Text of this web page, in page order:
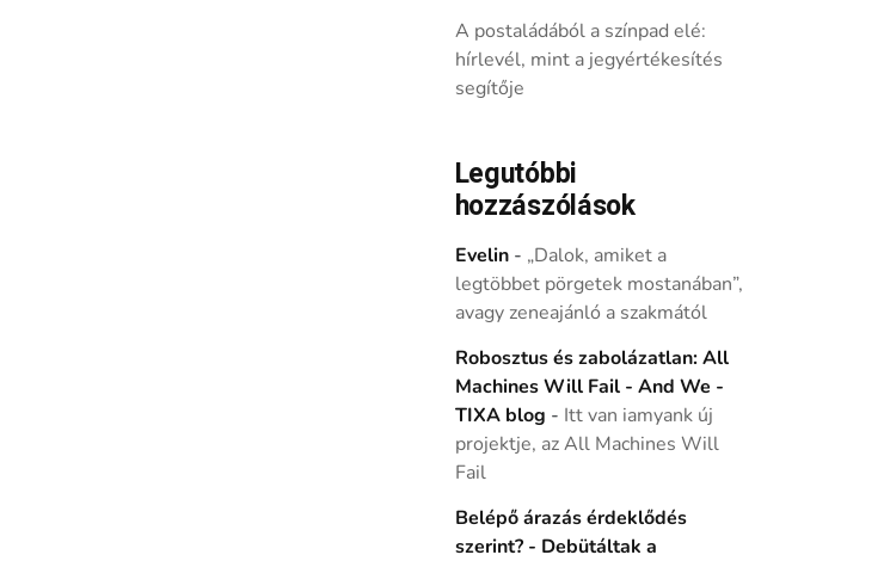
A postaládából a színpad elé:
hírlevél, mint a jegyértékesítés
segítője
Legutóbbi
hozzászólások
Evelin- „Dalok, amiket a
legtöbbet pörgetek mostanában”,
avagy zeneajánló a szakmától
Robosztus és zabolázatlan: All
Machines Will Fail - And We -
TIXA blog - Itt van iamyank új
projektje, az All Machines Will
Fail
Belépő árazás érdeklődés
szerint? - Debütáltak a